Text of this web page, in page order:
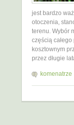
jest bardzo
otoczenia,
terenu. Wybór
częścią
kosztownym
przez długie
komenatrze